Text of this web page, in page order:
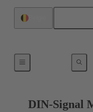
Moederbord naar
DIN-Signal